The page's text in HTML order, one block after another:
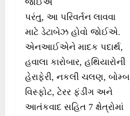
પરંતુ, આ પરિવર્તન લાવવા
માટે ડેટાબેઝ હોવો જોઈએ.
એનઆઈએને માદક પદાર્થ,
હવાલા કારોબાર, હથિયારોની
હેરાફેરી, નકલી ચલણ, બોમ્બ
વિસ્ફોટ, ટેરર ફંડીંગ અને
આતંકવાદ સહિત 7 ક્ષેત્રોમાં